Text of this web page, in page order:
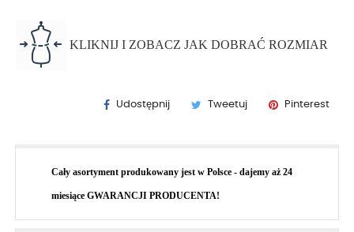
KLIKNIJ I ZOBACZ JAK DOBRAĆ ROZMIAR
Udostępnij Tweetuj Pinterest
Cały asortyment produkowany jest w Polsce - dajemy aż 24
miesiące GWARANCJI PRODUCENTA!